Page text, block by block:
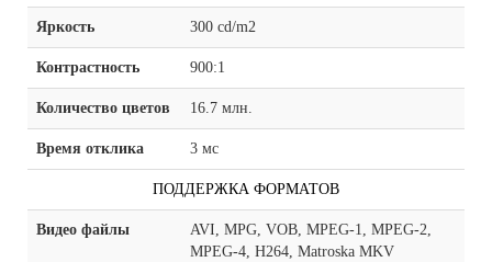
Яркость 300 cd/m2
Контрастность 900:1
Количество цветов 16.7 млн.
Время отклика 3 мс
ПОДДЕРЖКА ФОРМАТОВ
Видео файлы
AVI, MPG, VOB, MPEG-1, MPEG-2,
MPEG-4, H264, Matroska MKV